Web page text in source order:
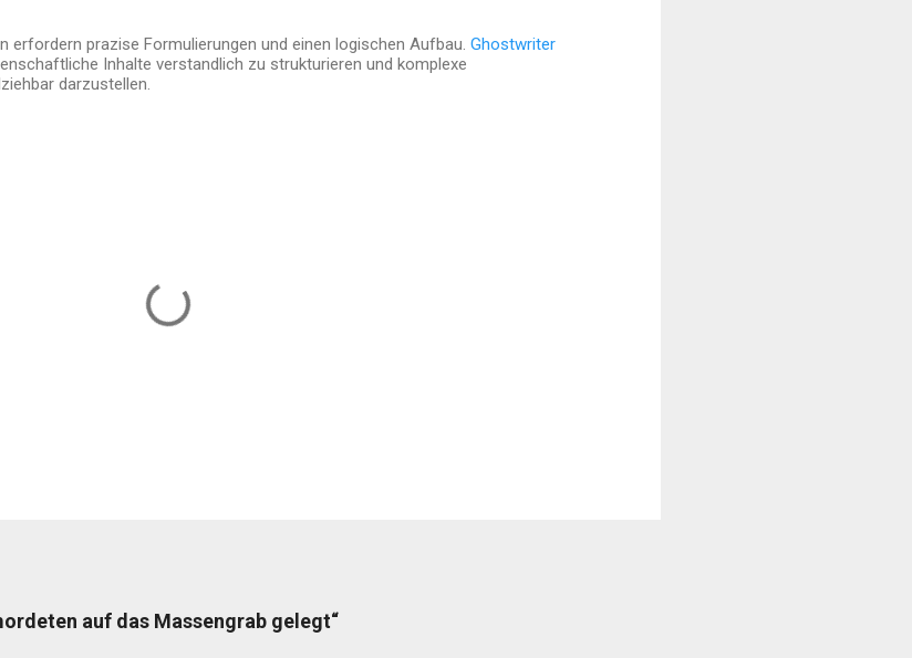
erfordern prazise Formulierungen und einen logischen Aufbau. Ghostwriter
Inhalte verstandlich zu strukturieren und komplexe
darzustellen.
auf das Massengrab gelegt“